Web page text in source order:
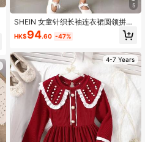
5
SHEIN 女童针织长袖连衣裙圆领拼布
荷叶边钉珠时尚款秋冬新款韩版儿童
连衣裙荷叶袖公主裙复古公主风女童
HK$94.60 -47%
4-7 Years